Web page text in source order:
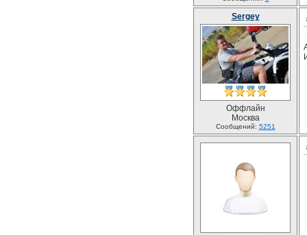
Sergey
Оффлайн
Москва
Сообщений: 5251